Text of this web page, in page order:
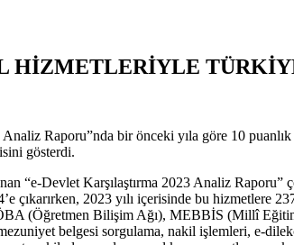
HİZMETLERİYLE
Raporu”nda bir önceki yıla göre 10
gösterdi.
“e-Devlet Karşılaştırma 2023 Analiz
çıkarırken, 2023 yılı içerisinde bu hizmetlere
(Öğretmen Bilişim Ağı), MEBBİS (Millî
belgesi sorgulama, nakil işlemleri, e-